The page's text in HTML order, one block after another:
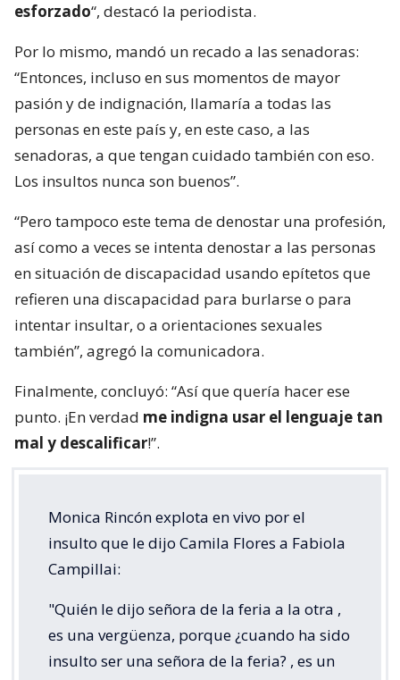
esforzado“, destacó la periodista.
Por lo mismo, mandó un recado a las senadoras:
“Entonces, incluso en sus momentos de mayor
pasión y de indignación, llamaría a todas las
personas en este país y, en este caso, a las
senadoras, a que tengan cuidado también con eso.
Los insultos nunca son buenos”.
“Pero tampoco este tema de denostar una profesión,
así como a veces se intenta denostar a las personas
en situación de discapacidad usando epítetos que
refieren una discapacidad para burlarse o para
intentar insultar, o a orientaciones sexuales
también”, agregó la comunicadora.
Finalmente, concluyó: “Así que quería hacer ese
punto. ¡En verdad me indigna usar el lenguaje tan
mal y descalificar!”.
Monica Rincón explota en vivo por el
insulto que le dijo Camila Flores a Fabiola
Campillai:
"Quién le dijo señora de la feria a la otra ,
es una vergüenza, porque ¿cuando ha sido
insulto ser una señora de la feria? , es un